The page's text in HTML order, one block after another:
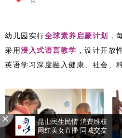
幼儿园实行全球素养启蒙计划 ，
采用浸入式语言教学 ，设计开放
英语学习深度融入健康、社会、
昆山民生民情 消费维权
网红美女直播 同城交友